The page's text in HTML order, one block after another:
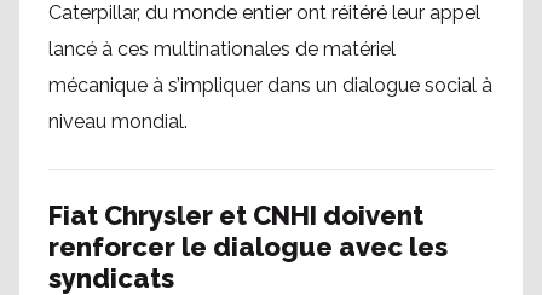
Caterpillar, du monde entier ont réitéré leur appel
lancé à ces multinationales de matériel
mécanique à s’impliquer dans un dialogue social à
niveau mondial.
Fiat Chrysler et CNHI doivent
renforcer le dialogue avec les
syndicats